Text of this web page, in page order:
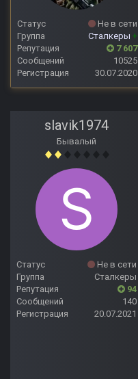
Статус
Не в сети
Группа
Сталкеры +
Репутация
7 607
Сообщений
10525
Регистрация
30.07.2020
slavik1974
Бывалый
Статус
Не в сети
Группа
Сталкеры
Репутация
94
Сообщений
140
Регистрация
20.07.2021